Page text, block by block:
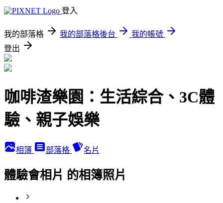
登入
我的部落格 我的部落格後台
我的帳號
登出
咖啡渣樂園：生活綜合、3C體
驗、親子娛樂
相簿 部落格 名片
體驗會相片 的相簿照片